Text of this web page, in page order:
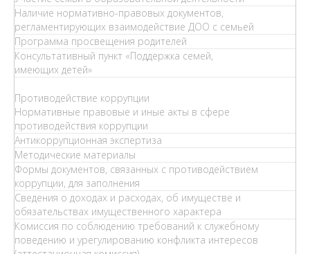
Наличие нормативно-правовых документов,
регламентирующих взаимодействие ДОО с семьей
Программа просвещения родителей
Консультативный пункт «Поддержка семей,
имеющих детей»
Противодействие коррупции
Нормативные правовые и иные акты в сфере
противодействия коррупции
Антикоррупционная экспертиза
Методические материалы
Формы документов, связанных с противодействием
коррупции, для заполнения
Сведения о доходах и расходах, об имуществе и
обязательствах имущественного характера
Комиссия по соблюдению требований к служебному
поведению и урегулированию конфликта интересов